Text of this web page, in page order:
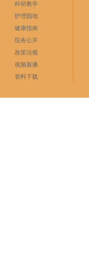
科研教学
护理园地
健康指南
院务公开
政策法规
视频展播
资料下载